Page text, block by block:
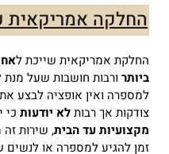
החלקה אמריקאית
החלקת אמריקאית שייכת ל
ביותרורבות חושבות שעל
למספרה ואין אופציה לבצע
צודקות אך רבותלא יודעות כי
מקצועיות עד הבית, שירות
זמן להגיע למספרה או לנשים